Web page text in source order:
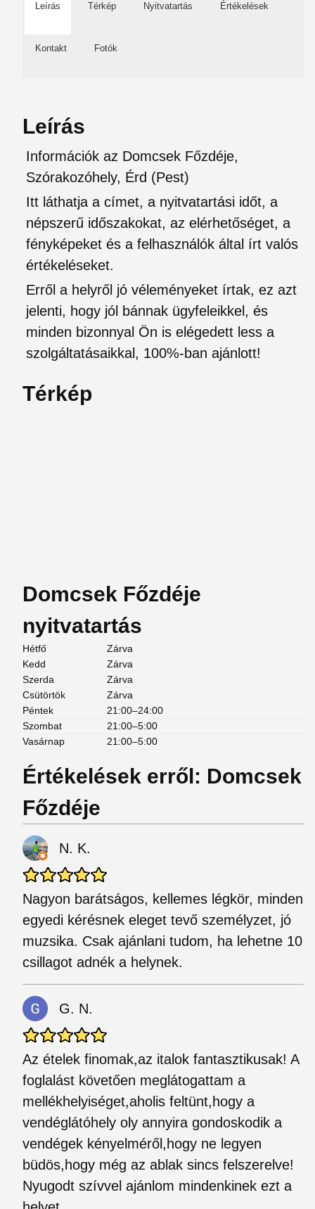
Leírás Térkép Nyitvatartás Értékelések
Kontakt Fotók
Leírás
Információk az Domcsek Főzdéje,
Szórakozóhely, Érd (Pest)
Itt láthatja a címet, a nyitvatartási időt, a
népszerű időszakokat, az elérhetőséget, a
fényképeket és a felhasználók által írt valós
értékeléseket.
Erről a helyről jó véleményeket írtak, ez azt
jelenti, hogy jól bánnak ügyfeleikkel, és
minden bizonnyal Ön is elégedett less a
szolgáltatásaikkal, 100%-ban ajánlott!
Térkép
Domcsek Főzdéje
nyitvatartás
Hétfő
Zárva
Kedd
Zárva
Szerda
Zárva
Csütörtök
Zárva
Péntek
21:00–24:00
Szombat
21:00–5:00
Vasárnap
21:00–5:00
Értékelések erről: Domcsek
Főzdéje
N. K.
Nagyon barátságos, kellemes légkör, minden
egyedi kérésnek eleget tevő személyzet, jó
muzsika. Csak ajánlani tudom, ha lehetne 10
csillagot adnék a helynek.
G. N.
Az ételek finomak,az italok fantasztikusak! A
foglalást követően meglátogattam a
mellékhelyiséget,aholis feltünt,hogy a
vendéglátóhely oly annyira gondoskodik a
vendégek kényelméről,hogy ne legyen
büdös,hogy még az ablak sincs felszerelve!
Nyugodt szívvel ajánlom mindenkinek ezt a